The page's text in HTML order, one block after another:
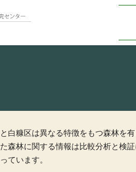
白糠区は異なる特徴をもつ森林を
森林に関する情報は比較分析と検
ています。